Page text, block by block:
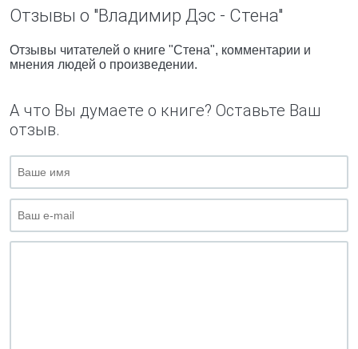
Отзывы о "Владимир Дэс - Стена"
Отзывы читателей о книге "Стена", комментарии и
мнения людей о произведении.
А что Вы думаете о книге? Оставьте Ваш
отзыв.